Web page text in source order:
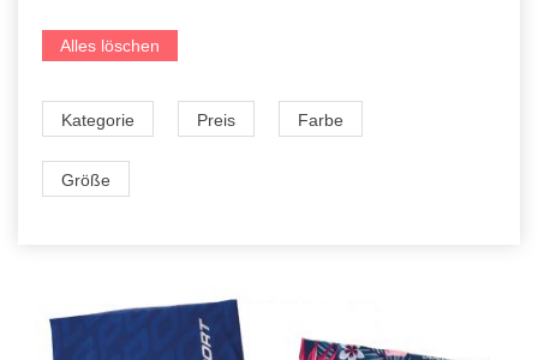
Alles löschen
Kategorie Preis Farbe
Größe